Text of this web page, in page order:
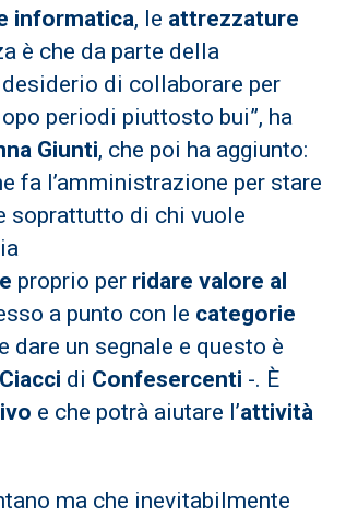
informatica, le attrezzature
è che da parte della
di collaborare per
periodi piuttosto bui”, ha
Giunti, che poi ha aggiunto:
fa l’amministrazione per stare
soprattutto di chi vuole
proprio per ridare valore al
a punto con le categorie
dare un segnale e questo è
di Confesercenti -. È
e che potrà aiutare l’attività
ma che inevitabilmente